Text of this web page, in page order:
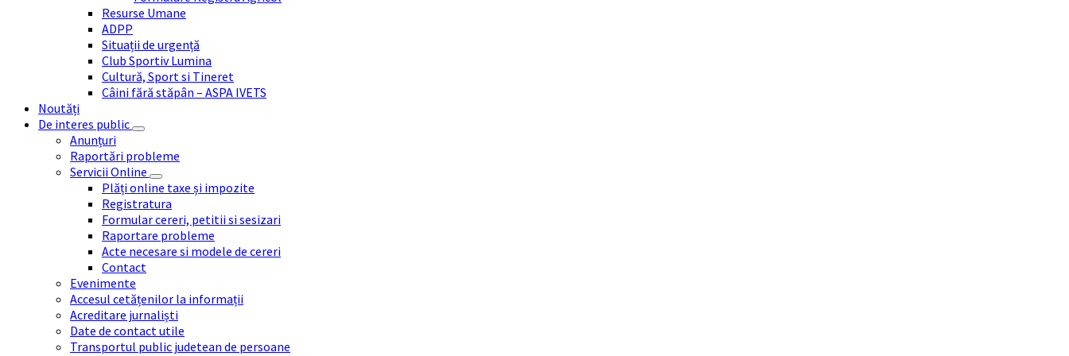
Resurse Umane
ADPP
Situații de urgență
Club Sportiv Lumina
Cultură, Sport si Tineret
Câini fără stăpân – ASPA IVETS
Noutăți
De interes public
Anunțuri
Raportări probleme
Servicii Online
Plăți online taxe și impozite
Registratura
Formular cereri, petitii si sesizari
Raportare probleme
Acte necesare si modele de cereri
Contact
Evenimente
Accesul cetățenilor la informații
Acreditare jurnaliști
Date de contact utile
Transportul public judetean de persoane